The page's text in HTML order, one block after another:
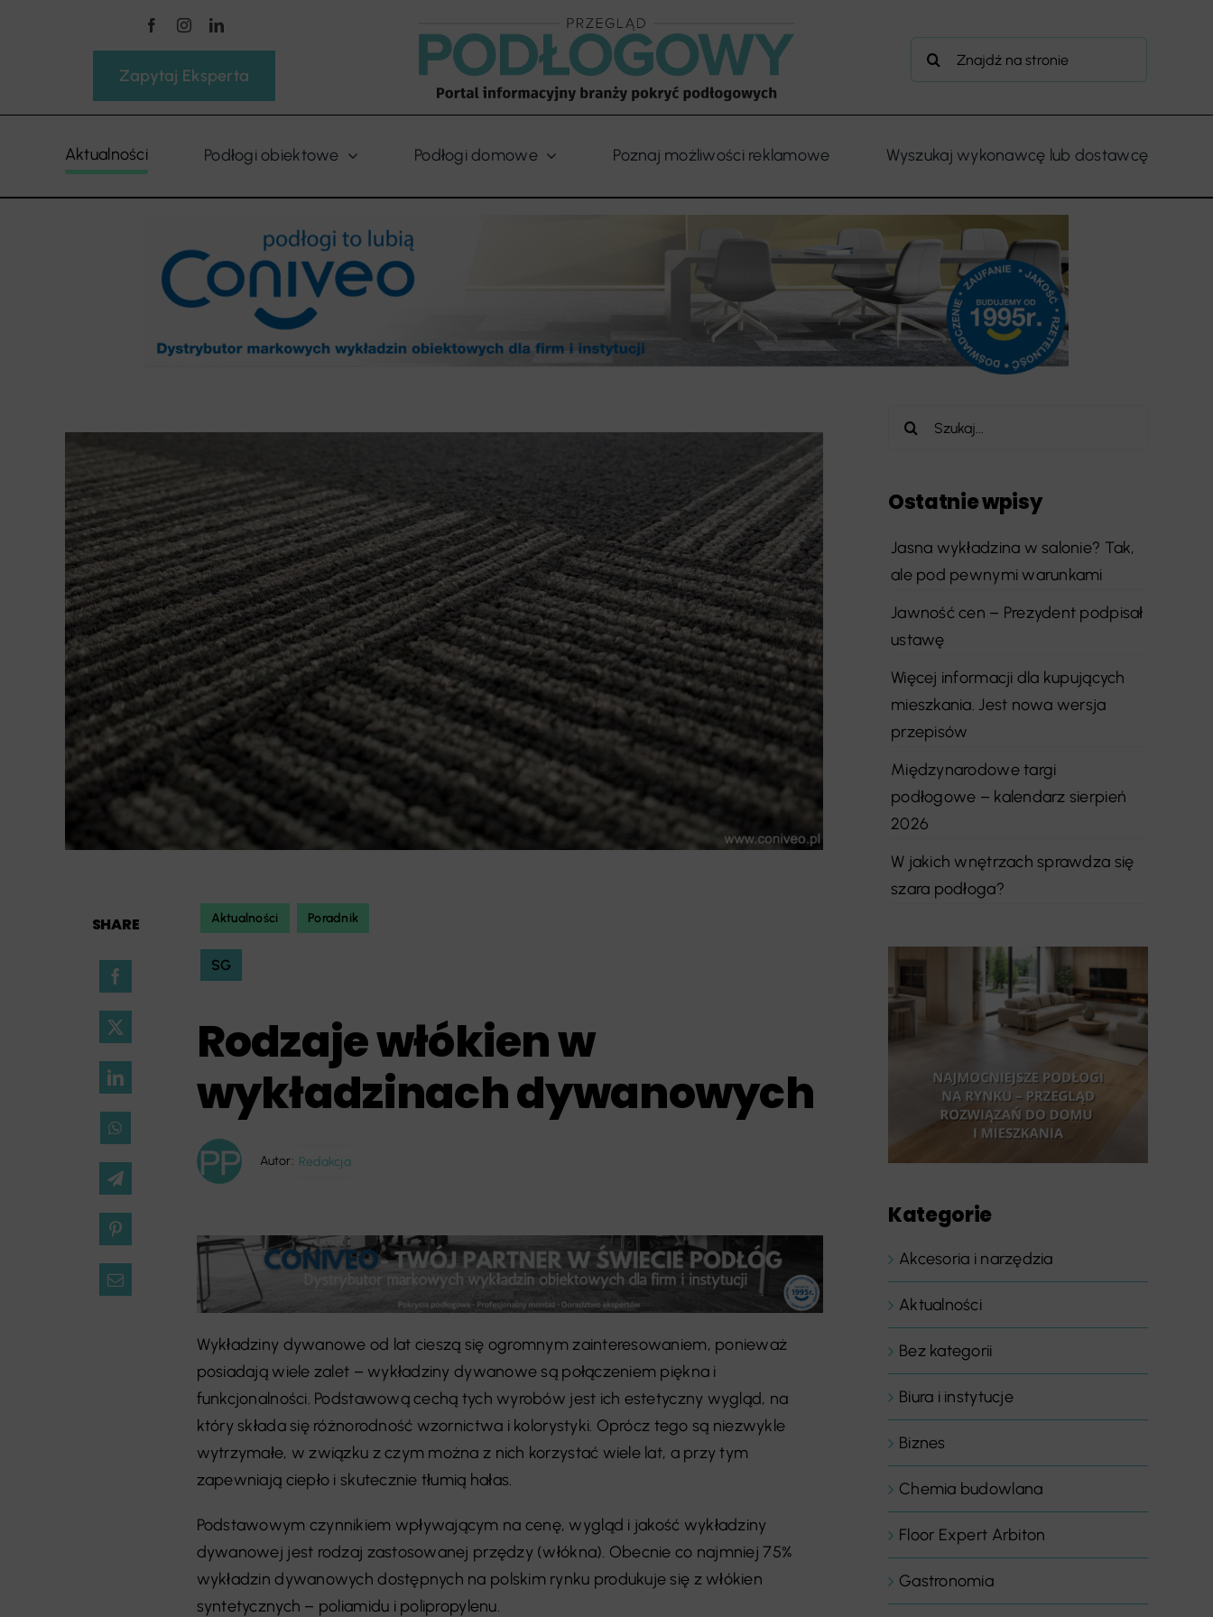
Zapytaj Eksperta
Szukaj
Aktualności Podłogi obiektowe Podłogi domowe Poznaj możliwości reklamowe Wyszukaj wykonawcę lub dostawcę
SHARE Aktualności Poradnik
SG
Rodzaje włókien w
wykładzinach dywanowych
Autor: Redakcja
Wykładziny dywanowe od lat cieszą się ogromnym zainteresowaniem, ponieważ
posiadają wiele zalet – wykładziny dywanowe są połączeniem piękna i
funkcjonalności. Podstawową cechą tych wyrobów jest ich estetyczny wygląd, na
który składa się różnorodność wzornictwa i kolorystyki. Oprócz tego są niezwykle
wytrzymałe, w związku z czym można z nich korzystać wiele lat, a przy tym
zapewniają ciepło i skutecznie tłumią hałas.
Podstawowym czynnikiem wpływającym na cenę, wygląd i jakość wykładziny
dywanowej jest rodzaj zastosowanej przędzy (włókna). Obecnie co najmniej 75%
wykładzin dywanowych dostępnych na polskim rynku produkuje się z włókien
syntetycznych – poliamidu i polipropylenu.
Szukaj
Ostatnie wpisy
Jasna wykładzina w salonie? Tak,
ale pod pewnymi warunkami
Jawność cen – Prezydent podpisał
ustawę
Więcej informacji dla kupujących
mieszkania. Jest nowa wersja
przepisów
Międzynarodowe targi
podłogowe – kalendarz sierpień
2026
W jakich wnętrzach sprawdza się
szara podłoga?
Kategorie
Akcesoria i narzędzia
Aktualności
Bez kategorii
Biura i instytucje
Biznes
Chemia budowlana
Floor Expert Arbiton
Gastronomia